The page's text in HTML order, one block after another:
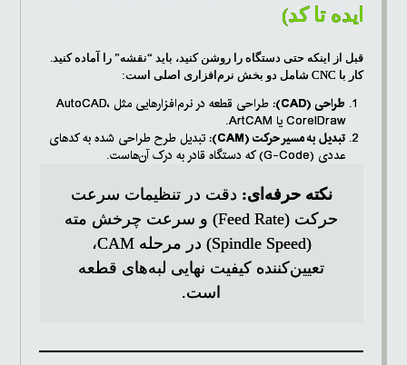
ایده تا کد)
قبل از اینکه حتی دستگاه را روشن کنید، باید “نقشه” را آماده کنید.
کار با CNC شامل دو بخش نرم‌افزاری اصلی است:
طراحی (CAD):
طراحی قطعه در نرم‌افزارهایی مثل AutoCAD،
CorelDraw یا ArtCAM.
تبدیل به مسیر حرکت (CAM):
تبدیل طرح طراحی شده به کدهای
عددی (G-Code) که دستگاه قادر به درک آن‌هاست.
نکته حرفه‌ای: دقت در تنظیمات سرعت
حرکت (Feed Rate) و سرعت چرخش مته
(Spindle Speed) در مرحله CAM،
تعیین‌کننده کیفیت نهایی لبه‌های قطعه
است.